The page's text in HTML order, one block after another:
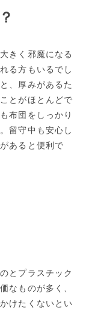
きく邪魔になる
る方もいるでし
、厚みがあるた
とがほとんどで
布団をしっかり
留守中も安心し
あると便利で
とプラスチック
なものが多く、
けたくないとい